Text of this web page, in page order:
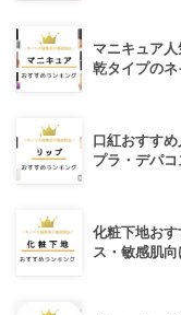
マニキュア
乾タイプのネ
口紅おすす
プラ・デパコ
化粧下地お
ス・敏感肌向